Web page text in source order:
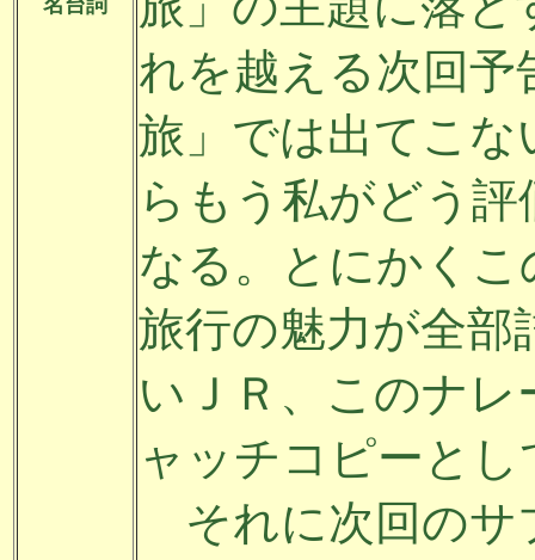
名台詞
れを越える次回
旅」では出てこ
らもう私がどう
なる。とにかく
旅行の魅力が全部
いＪＲ、このナ
ャッチコピーと
それに次回のサ